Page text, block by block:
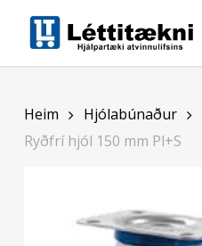
main
Heim Hjólabúnaður
Ryðfrí hjól 150 mm Pl+S